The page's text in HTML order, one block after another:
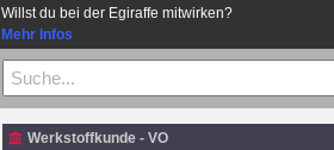
Willst du bei der Egiraffe mitwirken?
Mehr Infos
Werkstoffkunde - VO